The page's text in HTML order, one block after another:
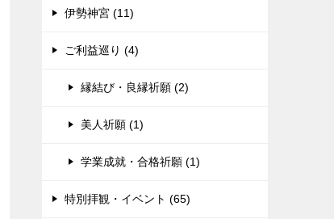
伊勢神宮 (11)
ご利益巡り (4)
縁結び・良縁祈願 (2)
美人祈願 (1)
学業成就・合格祈願 (1)
特別拝観・イベント (65)